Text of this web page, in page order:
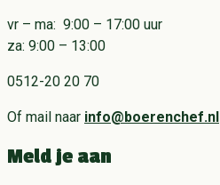
vr – ma: 9:00 – 17:00 uur
za: 9:00 – 13:00
0512-20 20 70
Of mail naar info@boerenchef.nl
Meld je aan